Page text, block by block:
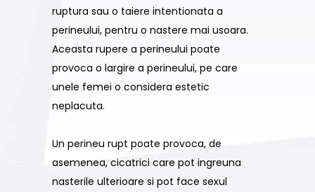
ruptura sau o taiere intentionata a
perineului, pentru o nastere mai usoara.
Aceasta rupere a perineului poate
provoca o largire a perineului, pe care
unele femei o considera estetic
neplacuta.
Un perineu rupt poate provoca, de
asemenea, cicatrici care pot ingreuna
nasterile ulterioare si pot face sexul